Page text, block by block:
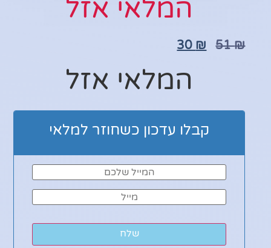
המלאי אזל
51₪
30 ₪
המלאי אזל
קבלו עדכון כשחוזר למלאי
שלח